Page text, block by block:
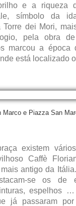
e a riqueza
símbolo da
Torre dei Mori,
pela obra
marcou a época
está localizado
Marco e Piazza San
existem
Caffè
antigo da
se os de
espelhos
já passaram